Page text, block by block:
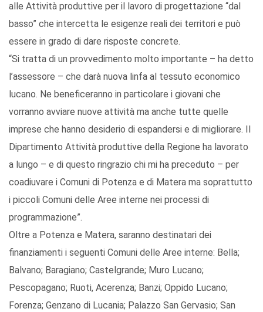
alle Attività produttive per il lavoro di progettazione “dal
basso” che intercetta le esigenze reali dei territori e può
essere in grado di dare risposte concrete.
“Si tratta di un provvedimento molto importante – ha detto
l’assessore – che darà nuova linfa al tessuto economico
lucano. Ne beneficeranno in particolare i giovani che
vorranno avviare nuove attività ma anche tutte quelle
imprese che hanno desiderio di espandersi e di migliorare. Il
Dipartimento Attività produttive della Regione ha lavorato
a lungo – e di questo ringrazio chi mi ha preceduto – per
coadiuvare i Comuni di Potenza e di Matera ma soprattutto
i piccoli Comuni delle Aree interne nei processi di
programmazione”.
Oltre a Potenza e Matera, saranno destinatari dei
finanziamenti i seguenti Comuni delle Aree interne: Bella;
Balvano; Baragiano; Castelgrande; Muro Lucano;
Pescopagano; Ruoti, Acerenza; Banzi; Oppido Lucano;
Forenza; Genzano di Lucania; Palazzo San Gervasio; San